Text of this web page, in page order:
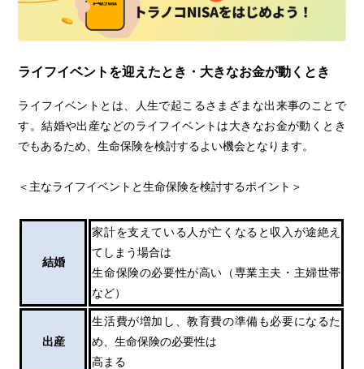
ライフイベントを迎えたとき・大きなお金が動くとき
ライフイベントとは、人生で起こるさまざまな出来事のことで
す。結婚や出産などのライフイベントは大きなお金が動くとき
でもあるため、生命保険を検討するよい機会となります。
＜主なライフイベントと生命保険を検討するポイント＞
結婚
家計を支えている人が亡くなると収入が途絶え
てしまう場合は
生命保険の必要性が高い（専業主夫・主婦世帯
など）
出産
生活費が増加し、教育費の準備も必要になるた
め、生命保険の必要性は
高まる